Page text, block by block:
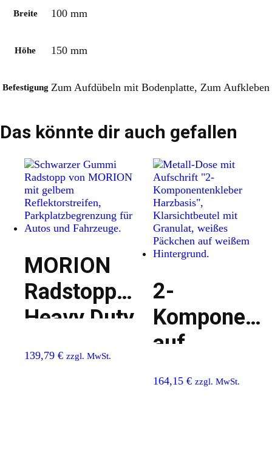
Breite 100 mm
Höhe 150 mm
Befestigung Zum Aufdübeln mit Bodenplatte, Zum Aufkleben
Das könnte dir auch gefallen
MORION
Radstopp
Heavy Duty
139,79 € zzgl. MwSt.
2-
auf
164,15€ zzgl. MwSt.